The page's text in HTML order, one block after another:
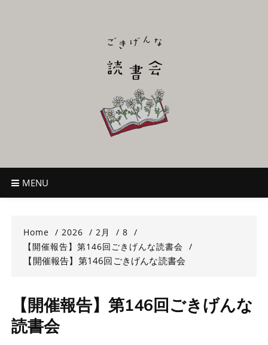
ごきげんな読
~児童書好き主催者によるオールジャンルOK！のんびり読書会~
MENU
Home 2026 2月
8
【開催報告】第146回ごきげんな読書会
【開催報告】第146回ごきげんな読書会
【開催報告】第146回ごきげんな
読書会